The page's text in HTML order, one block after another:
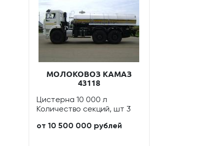
МОЛОКОВОЗ КАМАЗ
43118
Цистерна 10 000 л
Количество секций, шт 3
от 10 500 000 рублей